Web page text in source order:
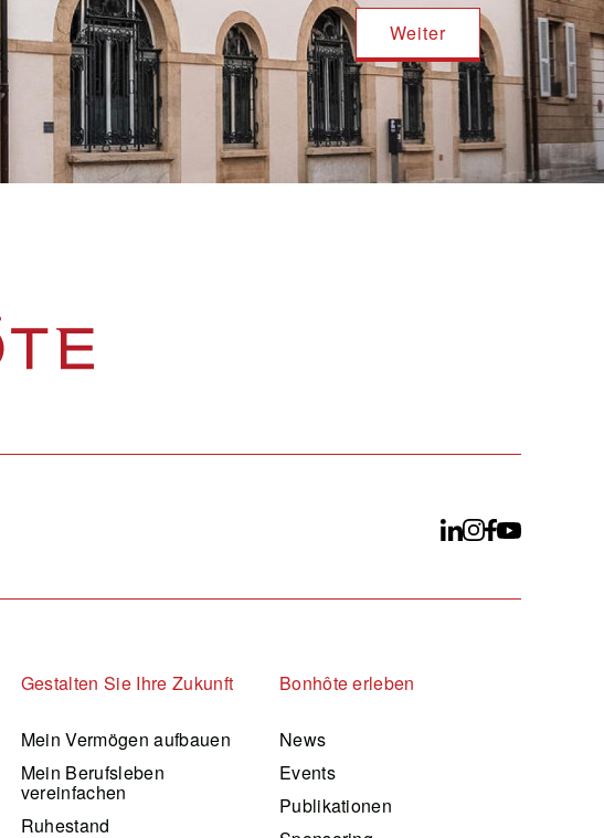
Gestalten Sie Ihre Zukunft
Mein Vermögen aufbauen
Mein Berufsleben
vereinfachen
Ruhestand
Bonhôte erleben
News
Events
Publikationen